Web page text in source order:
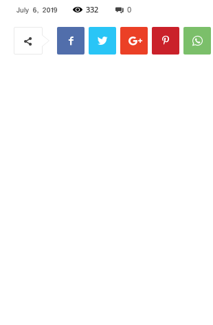
July 6, 2019 332 0